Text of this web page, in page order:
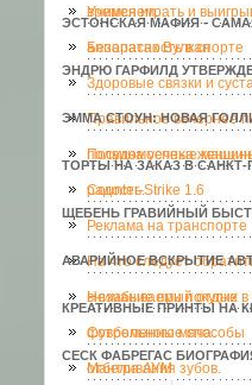
ЭСТОНСКАЯ МАФИЯ -
ЭНДРЮ ГАРФИЛД
ЭММА СТОУН: НОВАЯ
ТОРТЫ НА ЗАКАЗ В САНКТ-
ЩЕБЕНЬ ГРАВИЙНЫЙ
АВАРИЙНОЕ ВСКРЫТИЕ
КРЕАТИВНЫЕ ПРИНТЫ НА
СЕСК ФАБРЕГАС
временем.
Учимся играть и
аппаратах Вулкан
Безопасность в спорте
Здоровые связки и
Правильное вечернее
полвина успеха
Посудомоечные
радость.
Counter-Strike 1.6
Реклама на транспорте
На что следует
внимание при покупке
футбольного мяча
Незабываемый отдых в
Современные способы
отбеливания зубов.
Мантра АУМ